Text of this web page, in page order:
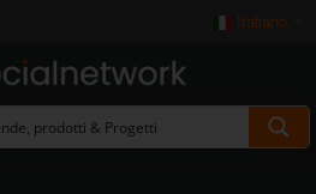
Italiano